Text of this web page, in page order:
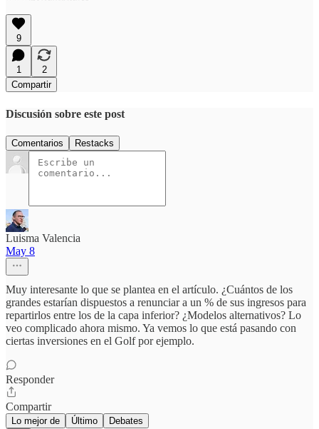
9
1
2
Compartir
Discusión sobre este post
Comentarios Restacks
Luisma Valencia
May 8
Muy interesante lo que se plantea en el artículo. ¿Cuántos de los
grandes estarían dispuestos a renunciar a un % de sus ingresos para
repartirlos entre los de la capa inferior? ¿Modelos alternativos? Lo
veo complicado ahora mismo. Ya vemos lo que está pasando con
ciertas inversiones en el Golf por ejemplo.
Responder
Compartir
Lo mejor de Último Debates